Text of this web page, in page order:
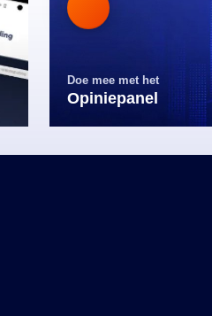
Doe mee met het
Opiniepanel